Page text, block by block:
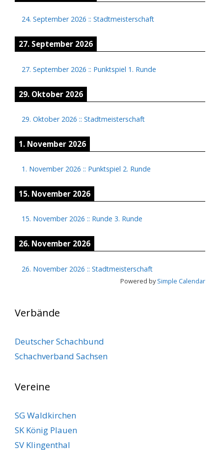
24. September 2026 :: Stadtmeisterschaft
27. September 2026
27. September 2026 :: Punktspiel 1. Runde
29. Oktober 2026
29. Oktober 2026 :: Stadtmeisterschaft
1. November 2026
1. November 2026 :: Punktspiel 2. Runde
15. November 2026
15. November 2026 :: Runde 3. Runde
26. November 2026
26. November 2026 :: Stadtmeisterschaft
Powered bySimple Calendar
Verbände
Deutscher Schachbund
Schachverband Sachsen
Vereine
SG Waldkirchen
SK König Plauen
SV Klingenthal